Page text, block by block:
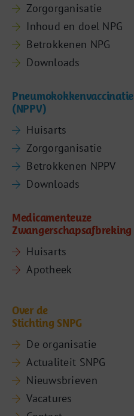
Zorgorganisatie
Inhoud en doel NPG
Betrokkenen NPG
Downloads
Pneumokokkenvaccinatie
(NPPV)
Huisarts
Zorgorganisatie
Betrokkenen NPPV
Downloads
Medicamenteuze
Zwangerschapsafbreking
Huisarts
Apotheek
Over de
Stichting SNPG
De organisatie
Actualiteit SNPG
Nieuwsbrieven
Vacatures